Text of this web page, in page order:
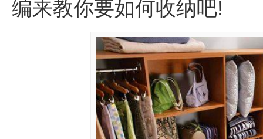
编来教你要如何收纳吧!